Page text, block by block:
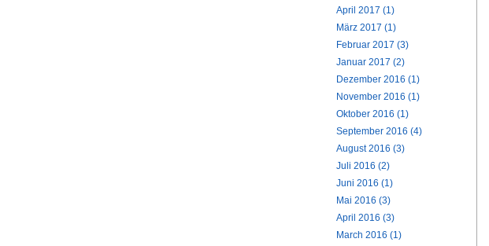
April 2017 (1)
März 2017 (1)
Februar 2017 (3)
Januar 2017 (2)
Dezember 2016 (1)
November 2016 (1)
Oktober 2016 (1)
September 2016 (4)
August 2016 (3)
Juli 2016 (2)
Juni 2016 (1)
Mai 2016 (3)
April 2016 (3)
March 2016 (1)